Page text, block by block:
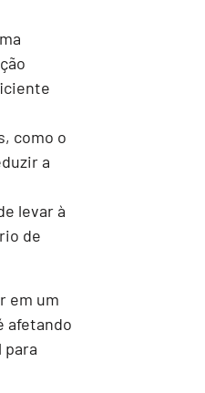
como o
a
levar à
de
em um
afetando